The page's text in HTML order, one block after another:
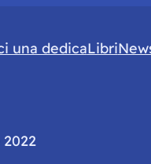
una dedicaLibri